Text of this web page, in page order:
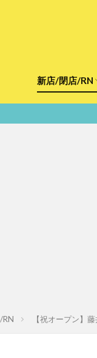
新店/閉店/RN
RN 【祝オープン】